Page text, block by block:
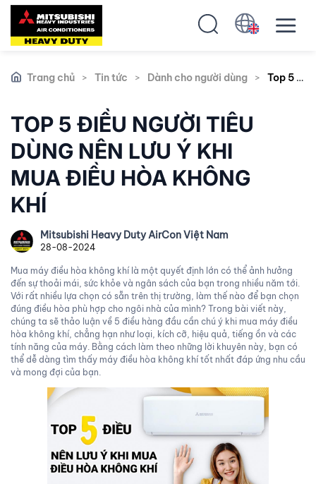
Trang chủ > Tin tức > Dành cho người dùng > Top 5 điều người tiêu dùng nên lưu ý khi mua điều hòa không khí
TOP 5 ĐIỀU NGƯỜI TIÊU
DÙNG NÊN LƯU Ý KHI
MUA ĐIỀU HÒA KHÔNG
KHÍ
Mitsubishi Heavy Duty AirCon Việt Nam
28-08-2024
Mua máy điều hòa không khí là một quyết định lớn có thể ảnh hưởng
đến sự thoải mái, sức khỏe và ngân sách của bạn trong nhiều năm tới.
Với rất nhiều lựa chọn có sẵn trên thị trường, làm thế nào để bạn chọn
đúng điều hòa phù hợp cho ngôi nhà của mình? Trong bài viết này,
chúng ta sẽ thảo luận về 5 điều hàng đầu cần chú ý khi mua máy điều
hòa không khí, chẳng hạn như loại, kích cỡ, hiệu quả, tiếng ồn và các
tính năng của máy. Bằng cách làm theo những lời khuyên này, bạn có
thể dễ dàng tìm thấy máy điều hòa không khí tốt nhất đáp ứng nhu cầu
và mong đợi của bạn.